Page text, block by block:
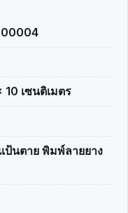
10 เซนติเมตร
ป้นตาย พิมพ์ลายยาง